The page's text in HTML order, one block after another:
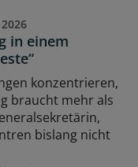
in einem
konzentrieren,
braucht mehr als
bislang nicht